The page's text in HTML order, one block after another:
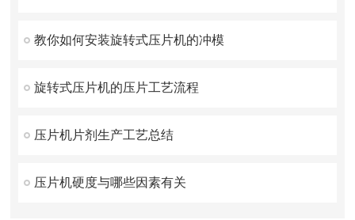
教你如何安装旋转式压片机的冲模
旋转式压片机的压片工艺流程
压片机片剂生产工艺总结
压片机硬度与哪些因素有关